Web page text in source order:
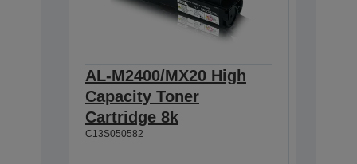
AL-M2400/MX20 High
Capacity Toner
Cartridge 8k
C13S050582